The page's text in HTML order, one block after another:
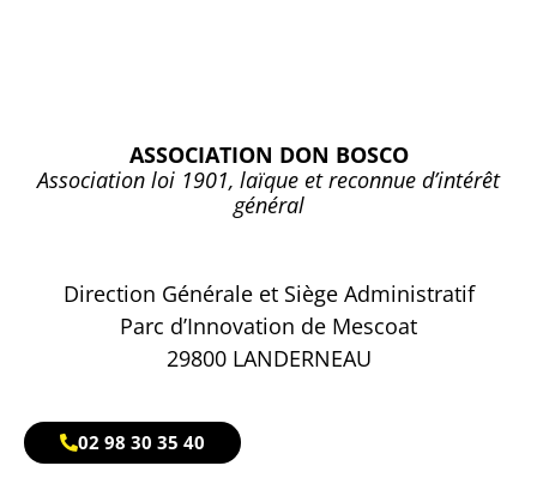
ASSOCIATION DON BOSCO
Association loi 1901, laïque et reconnue d’intérêt
général
Direction Générale et Siège Administratif
Parc d’Innovation de Mescoat
29800 LANDERNEAU
02 98 30 35 40